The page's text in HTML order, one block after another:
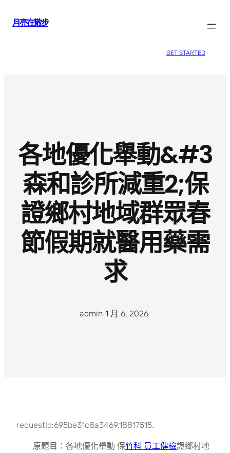
月亮在散步
GET STARTED
各地優化舉動&#3
森和診所減重2;保
證鄉村地域群眾春
節假期就醫用藥需
求
admin· 1 月 6, 2026·
requestId:695be3fc8a3469.18817515.
原題目：各地優化舉動 保竹科 員工健檢證鄉村地